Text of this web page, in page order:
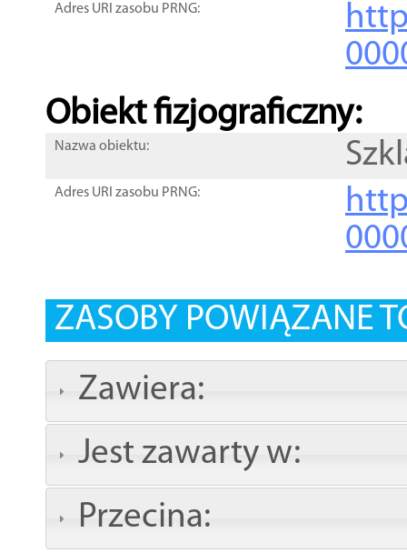
Adres URI zasobu PRNG:
Obiekt fizjograficzny:
Nazwa obiektu:
Adres URI zasobu PRNG:
ZASOBY POWIĄZANE
Zawiera:
Jest zawarty w:
Przecina: